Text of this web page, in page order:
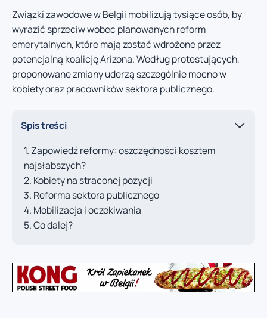
Związki zawodowe w Belgii mobilizują tysiące osób, by
wyrazić sprzeciw wobec planowanych reform
emerytalnych, które mają zostać wdrożone przez
potencjalną koalicję Arizona. Według protestujących,
proponowane zmiany uderzą szczególnie mocno w
kobiety oraz pracowników sektora publicznego.
Spis treści
Zapowiedź reformy: oszczędności kosztem
najsłabszych?
Kobiety na straconej pozycji
Reforma sektora publicznego
Mobilizacja i oczekiwania
Co dalej?